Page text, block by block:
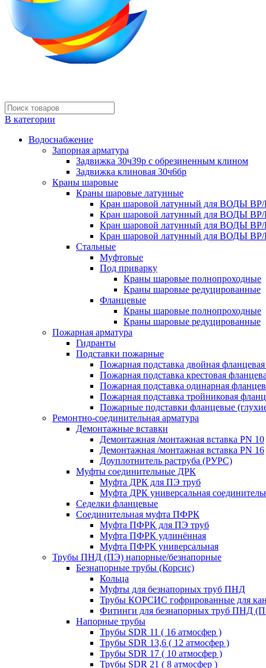
В категории
Водоснабжение
Запорная арматура
Задвижка 30ч39р с обрезиненным клином
Задвижка клиновая 30ч6бр
Краны шаровые
Краны шаровые латунные
Кран шаровой латунный для ВОДЫ
Кран шаровой латунный для ВОДЫ
Кран шаровой латунный для ВОДЫ
Кран шаровой латунный для ВОДЫ
Стальные
Муфтовые
Под приварку
Краны шаровые полнопроходные
Краны шаровые редуцированные
Фланцевые
Краны шаровые полнопроходные
Краны шаровые редуцированные
Пожарная арматура
Гидранты
Подставки пожарные
Пожарная подставка двойная
Пожарная подставка крестовая
Пожарная подставка одинарная
Пожарная подставка тройниковая
Пожарные подставки фланцевые
Ремонтно-соединительная арматура
Демонтажные вставки
Демонтажная /монтажная вставка PN 10
Демонтажная /монтажная вставка PN 16
Доуплотнитель раструба (РУРС)
Муфты соединительные ДРК
Муфта ДРК для ПЭ труб
Муфта ДРК универсальная
Седелки фланцевые
Соединительная муфта ПФРК
Муфта ПФРК для ПЭ труб
Муфта ПФРК удлинённая
Муфта ПФРК универсальная
Трубы ПНД (ПЭ) напорные/безнапорные
Безнапорные трубы (Корсис)
Кольца
Муфты для безнапорных труб ПНД
Трубы КОРСИС гофрированные для
Фитинги для безнапорных труб ПНД
Напорные трубы
Трубы SDR 11 ( 16 атмосфер )
Трубы SDR 13,6 ( 12 атмосфер )
Трубы SDR 17 ( 10 атмосфер )
Трубы SDR 21 ( 8 атмосфер )